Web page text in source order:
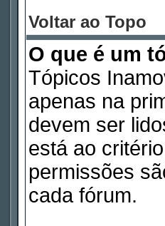
Voltar ao Topo
O que é um
Tópicos
apenas na
devem ser
está ao
permissões
cada fórum.